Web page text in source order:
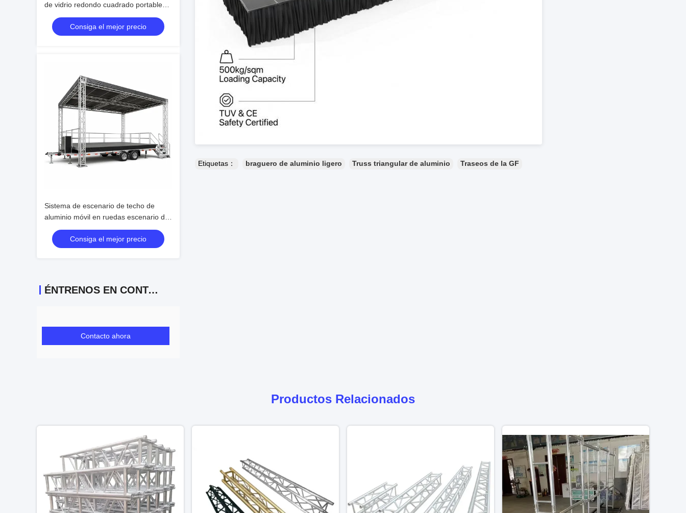
de vidrio redondo cuadrado portable
para eventos
Consiga el mejor precio
Sistema de escenario de techo de
aluminio móvil en ruedas escenario de
actuación al aire libre portátil
Consiga el mejor precio
ÉNTRENOS EN CONTACTO CON
Contacto ahora
Etiquetas： braguero de aluminio ligero Truss triangular de aluminio Traseos de la GF
Productos Relacionados